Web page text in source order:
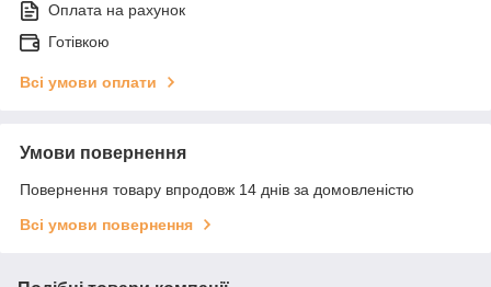
Оплата на рахунок
Готівкою
Всі умови оплати
Умови повернення
Повернення товару впродовж 14 днів за домовленістю
Всі умови повернення